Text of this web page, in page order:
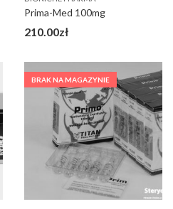
Prima-Med 100mg
210.00zł
BRAK NA MAGAZYNIE